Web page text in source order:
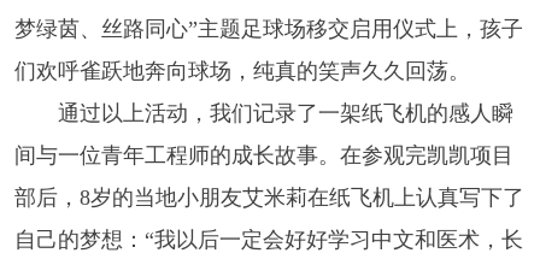
梦绿茵、丝路同心”主题足球场移交启用仪式上，孩子
们欢呼雀跃地奔向球场，纯真的笑声久久回荡。
通过以上活动，我们记录了一架纸飞机的感人瞬
间与一位青年工程师的成长故事。在参观完凯凯项目
部后，8岁的当地小朋友艾米莉在纸飞机上认真写下了
自己的梦想：“我以后一定会好好学习中文和医术，长